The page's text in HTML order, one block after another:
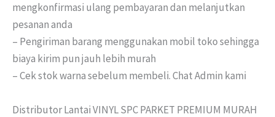
mengkonfirmasi ulang pembayaran dan melanjutkan
pesanan anda
– Pengiriman barang menggunakan mobil toko sehingga
biaya kirim pun jauh lebih murah
– Cek stok warna sebelum membeli. Chat Admin kami
Distributor Lantai VINYL SPC PARKET PREMIUM MURAH